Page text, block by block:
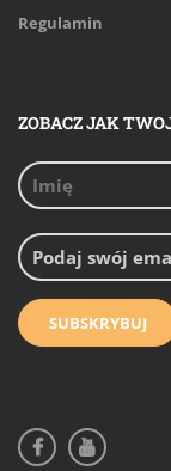
Regulamin
ZOBACZ JAK